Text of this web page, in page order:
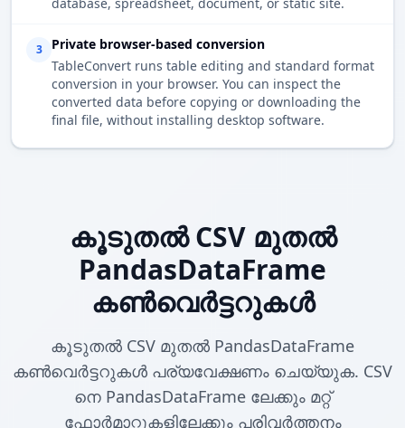
3
Private browser-based conversion
TableConvert runs table editing and standard format
conversion in your browser. You can inspect the
converted data before copying or downloading the
final file, without installing desktop software.
കൂടുതൽ CSV മുതൽ
PandasDataFrame
കൺവെർട്ടറുകൾ
കൂടുതൽ CSV മുതൽ PandasDataFrame
കൺവെർട്ടറുകൾ പര്യവേക്ഷണം ചെയ്യുക. CSV
നെ PandasDataFrame ലേക്കും മറ്റ്
ഫോർമാറ്റുകളിലേക്കും പരിവർത്തനം